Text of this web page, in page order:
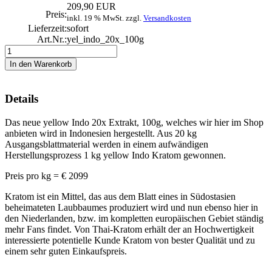
Preis:
209,90 EUR
inkl. 19 % MwSt. zzgl. Versandkosten
Lieferzeit:sofort
Art.Nr.:yel_indo_20x_100g
Details
Das neue yellow Indo 20x Extrakt, 100g, welches wir hier im Shop
anbieten wird in Indonesien hergestellt. Aus 20 kg
Ausgangsblattmaterial werden in einem aufwändigen
Herstellungsprozess 1 kg yellow Indo Kratom gewonnen.
Preis pro kg = € 2099
Kratom ist ein Mittel, das aus dem Blatt eines in Südostasien
beheimateten Laubbaumes produziert wird und nun ebenso hier in
den Niederlanden, bzw. im kompletten europäischen Gebiet ständig
mehr Fans findet. Von Thai-Kratom erhält der an Hochwertigkeit
interessierte potentielle Kunde Kratom von bester Qualität und zu
einem sehr guten Einkaufspreis.